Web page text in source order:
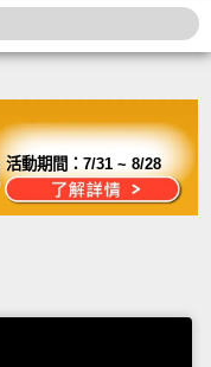
活動期間：7/31 ~ 8/28